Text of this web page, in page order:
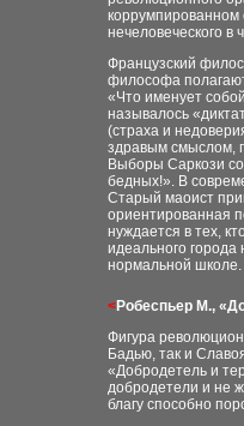
коррумпированном
нечеловеческого в
Французский
философа
«Что именует
называлось
(страха и
здравым смыслом,
Выборы Саркози
бедных!». В
Старый маоист
ориентированная
нуждается в тех,
идеального
нормальной
<Робеспьер М.,
Фигура
Бадью, так и
«Добродетель и
добродетели и не
благу способно